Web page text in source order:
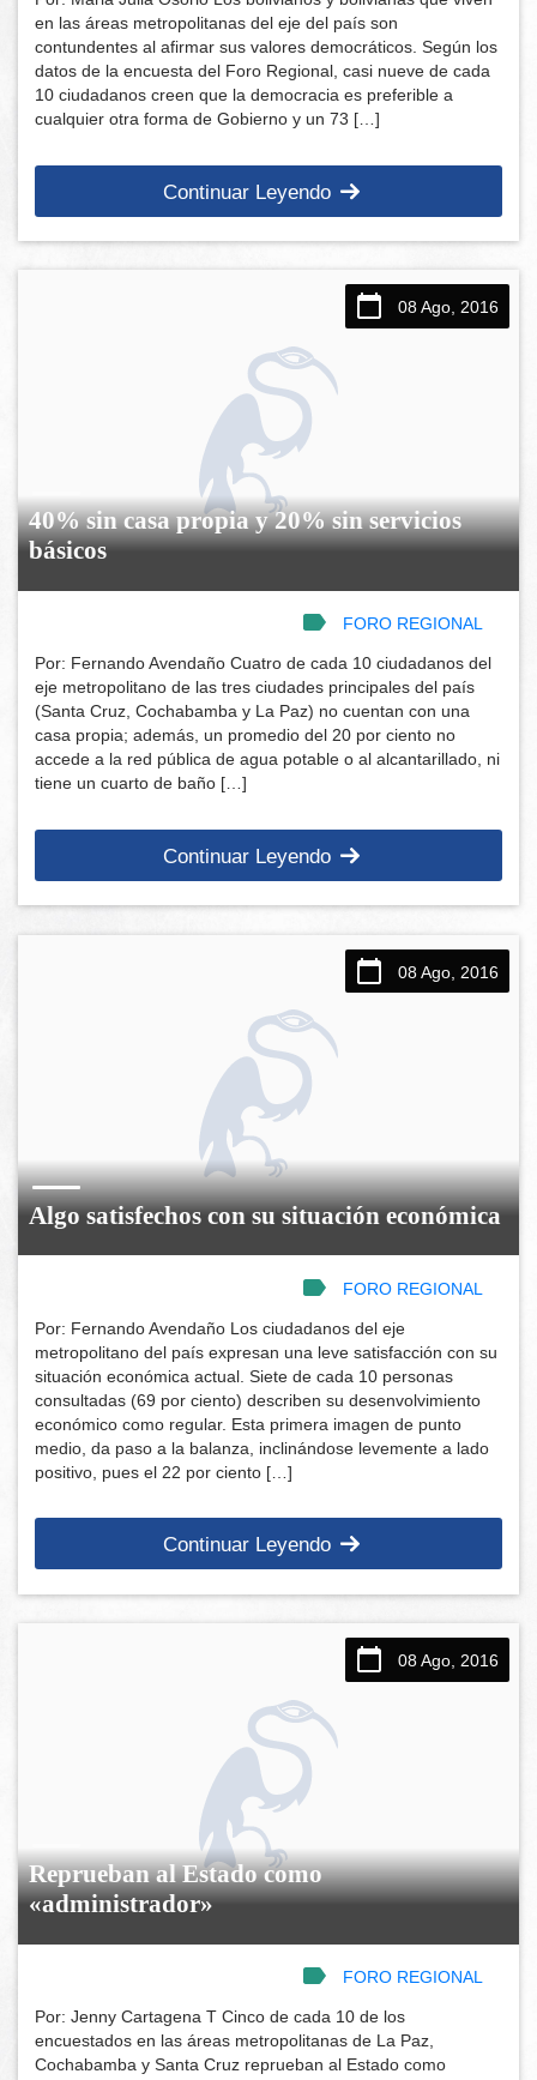
en las áreas metropolitanas del eje del país son
contundentes al afirmar sus valores democráticos. Según los
datos de la encuesta del Foro Regional, casi nueve de cada
10 ciudadanos creen que la democracia es preferible a
cualquier otra forma de Gobierno y un 73 […]
Continuar Leyendo
08 Ago, 2016
40% sin casa propia y 20% sin servicios
básicos
FORO REGIONAL
Por: Fernando Avendaño Cuatro de cada 10 ciudadanos del
eje metropolitano de las tres ciudades principales del país
(Santa Cruz, Cochabamba y La Paz) no cuentan con una
casa propia; además, un promedio del 20 por ciento no
accede a la red pública de agua potable o al alcantarillado, ni
tiene un cuarto de baño […]
Continuar Leyendo
08 Ago, 2016
Algo satisfechos con su situación económica
FORO REGIONAL
Por: Fernando Avendaño Los ciudadanos del eje
metropolitano del país expresan una leve satisfacción con su
situación económica actual. Siete de cada 10 personas
consultadas (69 por ciento) describen su desenvolvimiento
económico como regular. Esta primera imagen de punto
medio, da paso a la balanza, inclinándose levemente a lado
positivo, pues el 22 por ciento […]
Continuar Leyendo
08 Ago, 2016
Reprueban al Estado como
«administrador»
FORO REGIONAL
Por: Jenny Cartagena T Cinco de cada 10 de los
encuestados en las áreas metropolitanas de La Paz,
Cochabamba y Santa Cruz reprueban al Estado como